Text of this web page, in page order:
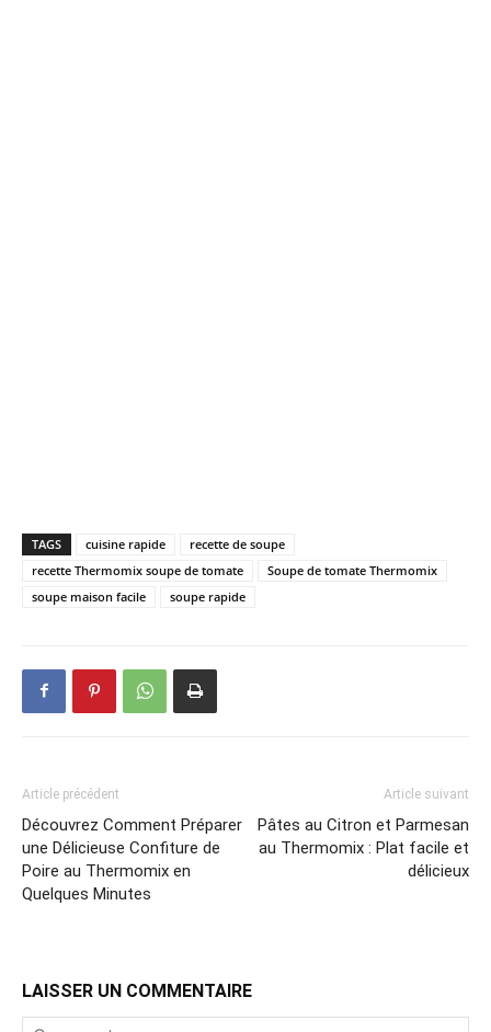
TAGS cuisine rapide
recette de soupe
recette Thermomix soupe de tomate
Soupe de tomate Thermomix
soupe maison facile
soupe rapide
Article précédent
Découvrez Comment Préparer
une Délicieuse Confiture de
Poire au Thermomix en
Quelques Minutes
Article suivant
Pâtes au Citron et Parmesan
au Thermomix : Plat facile et
délicieux
LAISSER UN COMMENTAIRE